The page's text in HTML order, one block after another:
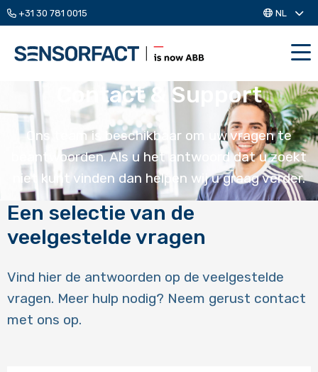
+31 30 781 0015 NL
Contact & Support
Ons team is beschikbaar om uw vragen te
beantwoorden. Als u het antwoord dat u zoekt
niet kunt vinden dan helpen wij u graag verder.
Een selectie van de
veelgestelde vragen
Vind hier de antwoorden op de veelgestelde
vragen. Meer hulp nodig? Neem gerust contact
met ons op.